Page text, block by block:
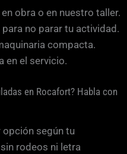
obra o en nuestro taller.
no parar tu actividad.
compacta.
en el servicio.
en Rocafort? Habla con
opción según tu
rodeos ni letra